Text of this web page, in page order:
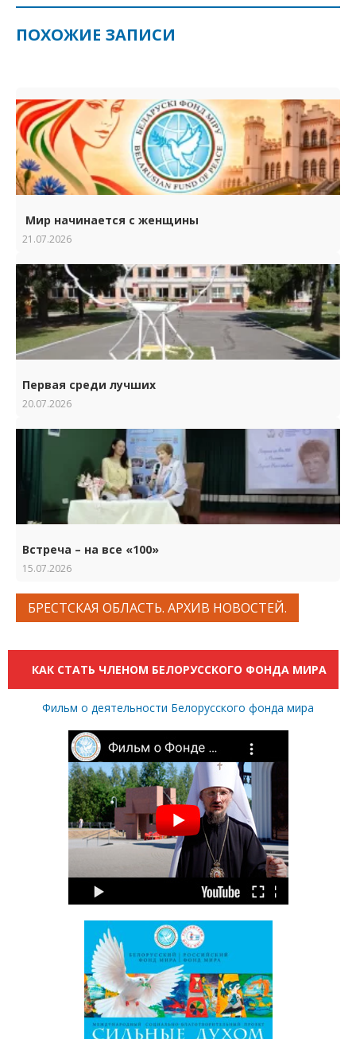
ПОХОЖИЕ ЗАПИСИ
Мир начинается с женщины
21.07.2026
Первая среди лучших
20.07.2026
Встреча – на все «100»
15.07.2026
БРЕСТСКАЯ ОБЛАСТЬ. АРХИВ НОВОСТЕЙ.
КАК СТАТЬ ЧЛЕНОМ БЕЛОРУССКОГО ФОНДА МИРА
Фильм о деятельности Белорусского фонда мира